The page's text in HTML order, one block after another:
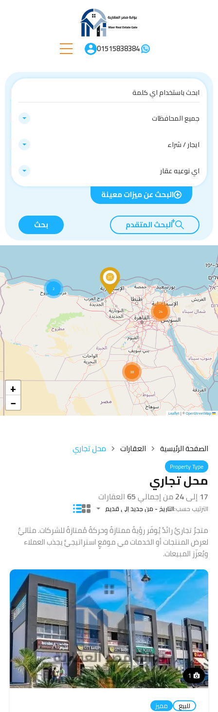
01515838384
جميع المحافظات
ايجار / شراء
اي نوعيه عقار
البحث عن ميزات معينة
البحث المتقدم بحث
2
24
38
+
−
Leaflet
|©OpenStreetMap
الصفحة الرئيسية العقارات محل تجاري
Property Type
محل تجاري
17 إلى24من إجمالي65 العقارات
الترتيب حسب:التاريخ - من جديد إلى قديم
متجرٌ تجاريٌّ رائدٌ يُوفّر رؤيةً ممتازةً وحركةً مُمتازةً للشركات. مثاليٌّ
لعرض المنتجات أو الخدمات في موقعٍ استراتيجيٍّ يجذب العملاء
ويُعزّز المبيعات.
1
للبيع مميز